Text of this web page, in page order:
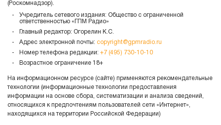
(Роскомнадзор).
Учредитель сетевого издания: Общество с ограниченной
ответственностью «ГПМ Радио»
Главный редактор: Огорелин К.С.
Адрес электронной почты: copyright@gpmradio.ru
Номер телефона редакции: +7 (495) 730-10-10
Возрастное ограничение 18+
На информационном ресурсе (сайте) применяются рекомендательные
технологии (информационные технологии предоставления
информации на основе сбора, систематизации и анализа сведений,
относящихся к предпочтениям пользователей сети «Интернет»,
находящихся на территории Российской Федерации)